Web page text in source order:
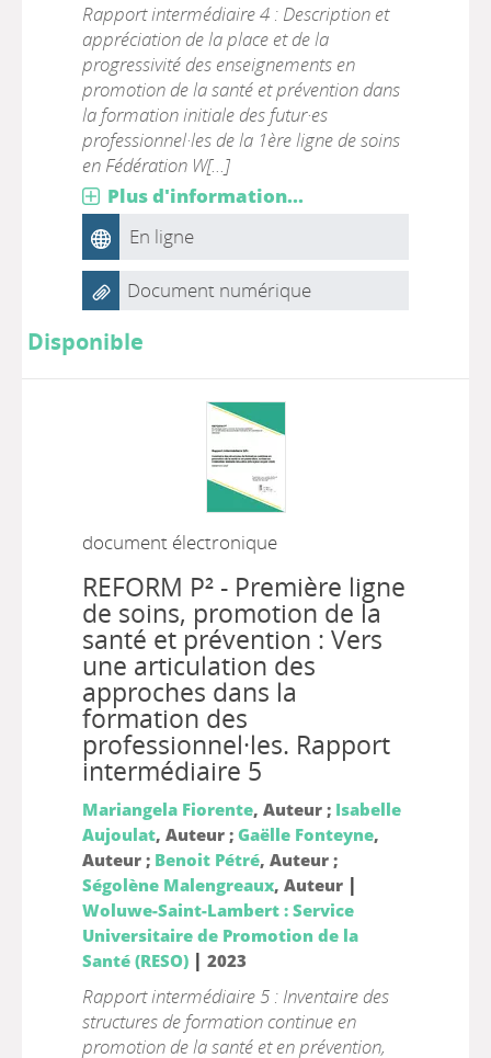
Rapport intermédiaire 4 : Description et
appréciation de la place et de la
progressivité des enseignements en
promotion de la santé et prévention dans
la formation initiale des futur·es
professionnel·les de la 1ère ligne de soins
en Fédération W[...]
Plus d'information...
En ligne
Document numérique
Disponible
document électronique
REFORM P² - Première ligne
de soins, promotion de la
santé et prévention : Vers
une articulation des
approches dans la
formation des
professionnel·les. Rapport
intermédiaire 5
Mariangela Fiorente, Auteur ; Isabelle
Aujoulat, Auteur ; Gaëlle Fonteyne,
Auteur ; Benoit Pétré, Auteur ;
Ségolène Malengreaux, Auteur |
Woluwe-Saint-Lambert : Service
Universitaire de Promotion de la
Santé (RESO)| 2023
Rapport intermédiaire 5 : Inventaire des
structures de formation continue en
promotion de la santé et en prévention,